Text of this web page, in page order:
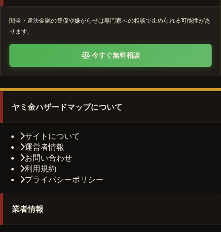
闇金・違法金融の督促や嫌がらせは専門家への相談で止められる可能性があ
ります。
今すぐ無料相談
ヤミ金ハザードマップについて
サイトについて
運営者情報
お問い合わせ
利用規約
プライバシーポリシー
業者情報